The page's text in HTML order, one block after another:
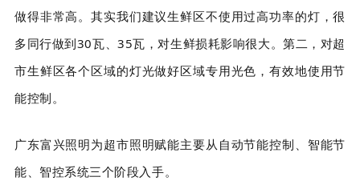
做得非常高。其实我们建议生鲜区不使用过高功率的灯，很
多同行做到30瓦、35瓦，对生鲜损耗影响很大。第二，对超
市生鲜区各个区域的灯光做好区域专用光色，有效地使用节
能控制。
广东富兴照明为超市照明赋能主要从自动节能控制、智能节
能、智控系统三个阶段入手。